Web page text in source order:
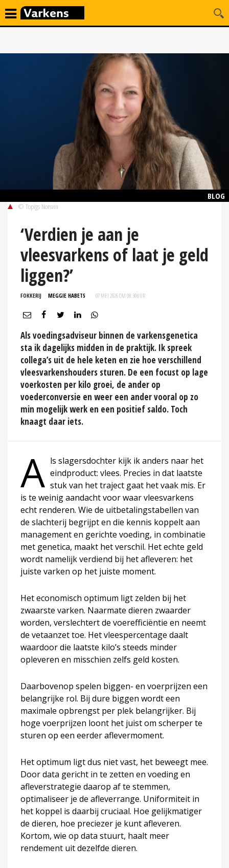
BLOG
© Topigs Norsvin
‘Verdien je aan je
vleesvarkens of laat je geld
liggen?’
FOKKERIJ MEGGIE HABETS 07 MEI 2026 OM 08:30UUR
Als voedingsadviseur binnen de varkensgenetica
sta ik dagelijks midden in de praktijk. Ik spreek
collega’s uit de hele keten en zie hoe verschillend
vleesvarkenshouders sturen. De een focust op lage
voerkosten per kilo groei, de ander op
voederconversie en weer een ander vooral op zo
min mogelijk werk en een positief saldo. Toch
knaagt daar iets.
A ls slagersdochter kijk ik anders naar het
eindproduct: vlees. Precies in dat laatste
stuk van het traject gaat het vaak mis. Er
is te weinig aandacht voor waar vleesvarkens
echt renderen. Wie de uitbetalingstabellen van
de slachterij begrijpt en die kennis koppelt aan
management en gerichte voeding, in combinatie
met genetica, maakt het verschil. Het echte geld
wordt namelijk verdiend bij het afleveren: het
juiste varken op het juiste moment.
Het economisch optimum ligt zelden bij het
zwaarste varken. Naarmate dieren zwaarder
worden, verslechtert de voerefficiëntie en neemt
de vetaanzet toe. Het vleespercentage daalt
waardoor die laatste kilo’s steeds minder
opleveren en misschien zelfs geld kosten.
Daarbovenop spelen biggen- en voerprijzen een
belangrijke rol. Bij dure biggen wordt een
maximale opbrengst per plek belangrijker. Bij
hoge voerprijzen loont het juist om scherper te
sturen op een eerder aflevermoment.
Het optimum ligt dus niet vast, het beweegt mee.
Door data gericht in te zetten en voeding en
afleverstrategie daarop af te stemmen,
optimaliseer je de afleverrange. Uniformiteit in
het koppel is daarbij cruciaal. Hoe gelijkmatiger
de dieren, hoe preciezer je kunt afleveren.
Kortom, wie op data stuurt, haalt meer
rendement uit dezelfde dieren.